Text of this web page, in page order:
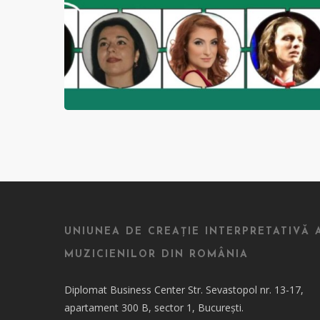
UNIUNEA DE CREAȚIE INTERPRETATIVĂ
MUZICIENILOR DIN ROMÂNIA
Diplomat Business Center Str. Sevastopol nr. 13-17,
apartament 300 B, sector 1, București.